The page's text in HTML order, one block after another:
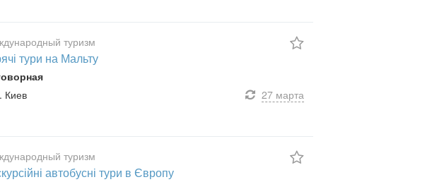
туризм
тури на Мальту
Киев
27 марта
туризм
автобусні тури в Європу